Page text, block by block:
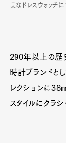
美なドレスウォッチ
290年以上の歴
時計ブランドと
レクションに38
スタイルにクラ